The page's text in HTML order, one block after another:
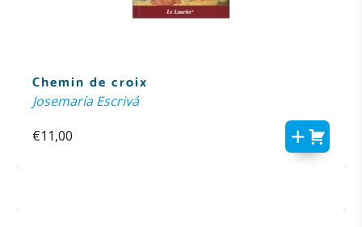
Chemin de croix
Josemaría Escrivá
€11,00